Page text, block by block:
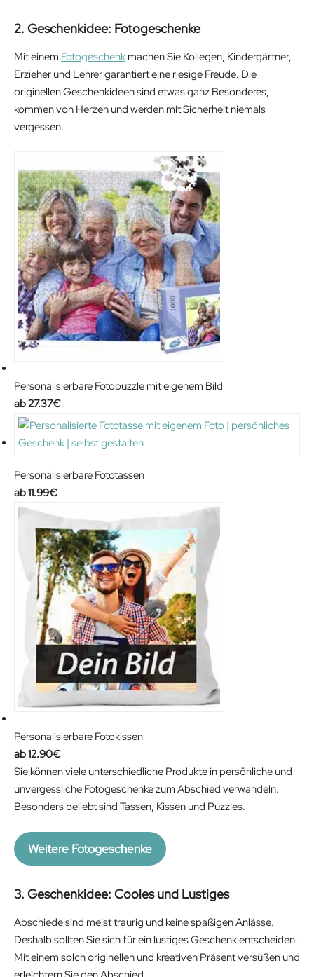
2. Geschenkidee: Fotogeschenke
Mit einem Fotogeschenk machen Sie Kollegen, Kindergärtner,
Erzieher und Lehrer garantiert eine riesige Freude. Die
originellen Geschenkideen sind etwas ganz Besonderes,
kommen von Herzen und werden mit Sicherheit niemals
vergessen.
Personalisierbare Fotopuzzle mit eigenem Bild
27.37€
Personalisierbare Fototassen
11.99€
Personalisierbare Fotokissen
12.90€
Sie können viele unterschiedliche Produkte in persönliche und
unvergessliche Fotogeschenke zum Abschied verwandeln.
Besonders beliebt sind Tassen, Kissen und Puzzles.
Weitere Fotogeschenke
3. Geschenkidee: Cooles und Lustiges
Abschiede sind meist traurig und keine spaßigen Anlässe.
Deshalb sollten Sie sich für ein lustiges Geschenk entscheiden.
Mit einem solch originellen und kreativen Präsent versüßen und